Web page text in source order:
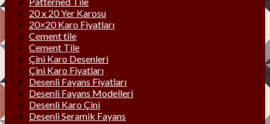
20 x 20 Yer Karosu
20×20 Karo Fiyatları
Cement tile
Cement Tile
Çini Karo Desenleri
Çini Karo Fiyatları
Desenli Fayans Fiyatları
Desenli Fayans Modelleri
Desenli Karo Çini
Desenli Seramik Fayans